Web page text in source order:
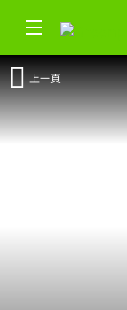
上一頁